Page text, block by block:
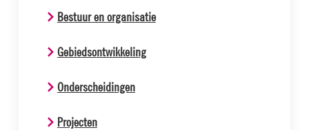
Bestuur en organisatie
Gebiedsontwikkeling
Onderscheidingen
Projecten